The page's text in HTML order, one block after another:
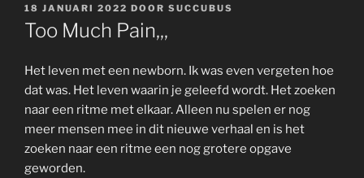
GEPLAATST
OP
18 JANUARI 2022 DOOR SUCCUBUS
Too Much Pain,,,
Het leven met een newborn. Ik was even vergeten hoe
dat was. Het leven waarin je geleefd wordt. Het zoeken
naar een ritme met elkaar. Alleen nu spelen er nog
meer mensen mee in dit nieuwe verhaal en is het
zoeken naar een ritme een nog grotere opgave
geworden.